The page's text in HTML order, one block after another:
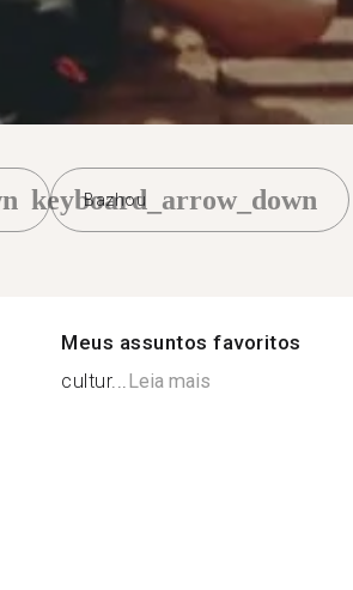
Bazhou
keyboard_arrow_down
Meus assuntos favoritos
cultur...Leia mais